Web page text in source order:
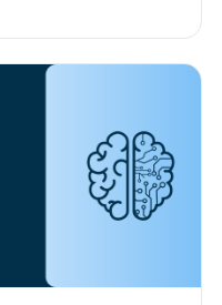
strada per gestire
Scopriamo insieme